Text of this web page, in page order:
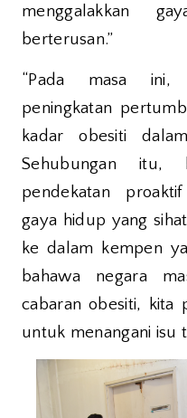
menggalakkan
berterusan.”
“Pada masa ini,
peningkatan
kadar obesiti
Sehubungan itu,
pendekatan
gaya hidup yang
ke dalam kempen
bahawa negara
cabaran obesiti, kita
untuk menangani isu